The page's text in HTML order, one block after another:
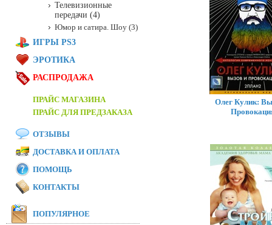
Олег Кулик:
Телевизионные
передачи (4)
Юмор и сатира. Шоу (3)
ИГРЫ PS3
ЭРОТИКА
РАСПРОДАЖА
ПРАЙС МАГАЗИНА
ПРАЙС ДЛЯ ПРЕДЗАКАЗА
ОТЗЫВЫ
ДОСТАВКА И ОПЛАТА
ПОМОЩЬ
КОНТАКТЫ
ПОПУЛЯРНОЕ